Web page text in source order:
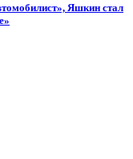
Яшкин стал